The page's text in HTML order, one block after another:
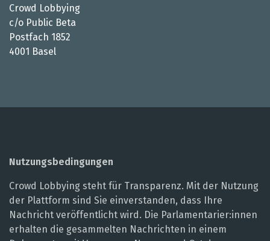
Crowd Lobbying
c/o Public Beta
Postfach 1852
4001 Basel
Nutzungsbedingungen
Crowd Lobbying steht für Transparenz. Mit der Nutzung
der Plattform sind Sie einverstanden, dass Ihre
Nachricht veröffentlicht wird. Die Parlamentarier:innen
erhalten die gesammelten Nachrichten in einem